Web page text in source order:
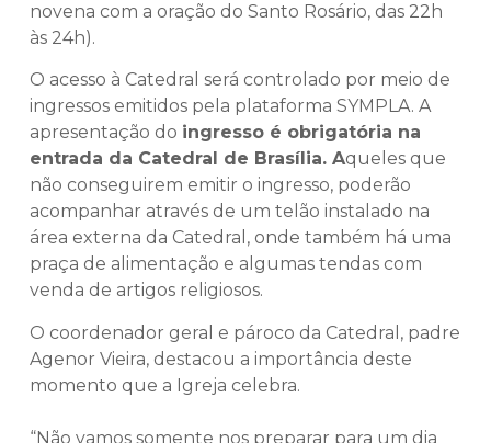
novena com a oração do Santo Rosário, das 22h
às 24h).
O acesso à Catedral será controlado por meio de
ingressos emitidos pela plataforma SYMPLA. A
apresentação do ingresso é obrigatória na
entrada da Catedral de Brasília. Aqueles que
não conseguirem emitir o ingresso, poderão
acompanhar através de um telão instalado na
área externa da Catedral, onde também há uma
praça de alimentação e algumas tendas com
venda de artigos religiosos.
O coordenador geral e pároco da Catedral, padre
Agenor Vieira, destacou a importância deste
momento que a Igreja celebra.
“Não vamos somente nos preparar para um dia